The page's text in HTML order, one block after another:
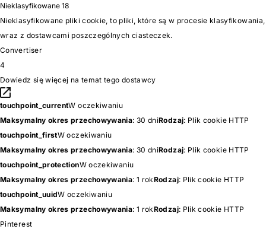
Nieklasyfikowane 18
Nieklasyfikowane pliki cookie, to pliki, które są w procesie klasyfikowania,
wraz z dostawcami poszczególnych ciasteczek.
Convertiser
4
Dowiedz się więcej na temat tego dostawcy
touchpoint_currentW oczekiwaniu
Maksymalny okres przechowywania: 30 dniRodzaj: Plik cookie HTTP
touchpoint_firstW oczekiwaniu
Maksymalny okres przechowywania: 30 dniRodzaj: Plik cookie HTTP
touchpoint_protectionW oczekiwaniu
Maksymalny okres przechowywania: 1 rokRodzaj: Plik cookie HTTP
touchpoint_uuidW oczekiwaniu
Maksymalny okres przechowywania: 1 rokRodzaj: Plik cookie HTTP
Pinterest